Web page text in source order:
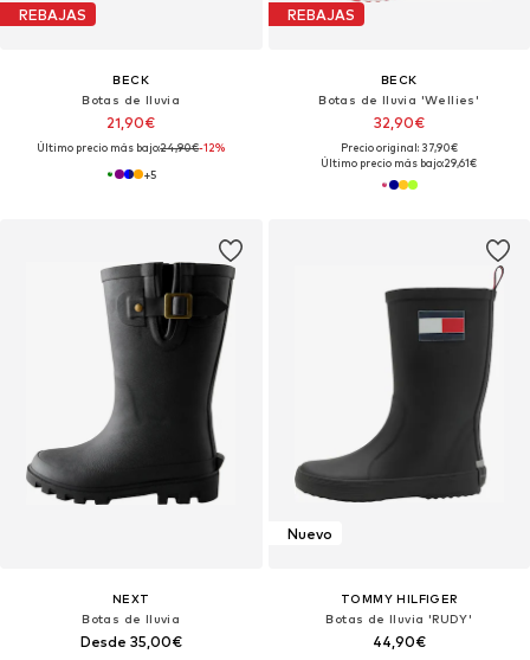
REBAJAS
BECK
Botas de lluvia
21,90€
Último precio más bajo:24,90€-12%
+5
REBAJAS
BECK
Botas de lluvia 'Wellies'
32,90€
Precio original: 37,90€
Último precio más bajo:29,61€
NEXT
Botas de lluvia
Desde 35,00€
Nuevo
TOMMY HILFIGER
Botas de lluvia 'RUDY'
44,90€